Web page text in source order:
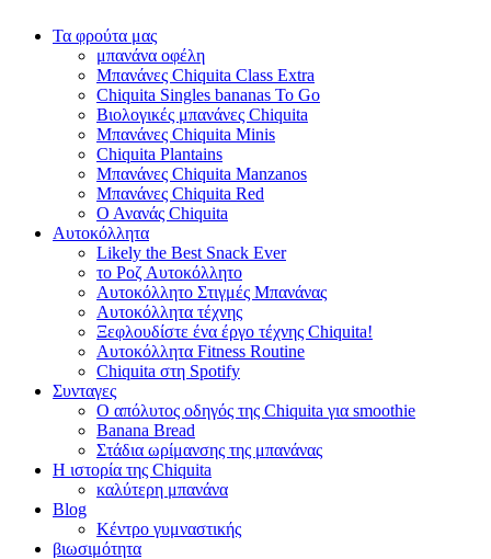
Τα φρούτα μας
μπανάνα οφέλη
Μπανάνες Chiquita Class Extra
Chiquita Singles bananas To Go
Βιολογικές μπανάνες Chiquita
Μπανάνες Chiquita Minis
Chiquita Plantains
Μπανάνες Chiquita Manzanos
Μπανάνες Chiquita Red
Ο Ανανάς Chiquita
Αυτοκόλλητα
Likely the Best Snack Ever
το Ροζ Αυτοκόλλητο
Αυτοκόλλητο Στιγμές Μπανάνας
Αυτοκόλλητα τέχνης
Ξεφλουδίστε ένα έργο τέχνης Chiquita!
Αυτοκόλλητα Fitness Routine
Chiquita στη Spotify
Συνταγες
Ο απόλυτος οδηγός της Chiquita για smoothie
Banana Bread
Στάδια ωρίμανσης της μπανάνας
Η ιστορία της Chiquita
καλύτερη μπανάνα
Blog
Κέντρο γυμναστικής
βιωσιμότητα